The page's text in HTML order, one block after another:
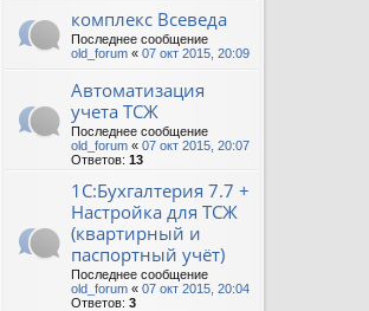
комплекс Всеведа
Последнее сообщение
old_forum « 07 окт 2015, 20:09
Автоматизация
учета ТСЖ
Последнее сообщение
old_forum « 07 окт 2015, 20:07
Ответов: 13
1С:Бухгалтерия 7.7 +
Настройка для ТСЖ
(квартирный и
паспортный учёт)
Последнее сообщение
old_forum « 07 окт 2015, 20:04
Ответов: 3